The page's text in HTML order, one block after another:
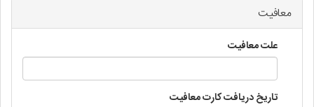
معافیت
علت معافیت
تاریخ دریافت کارت معافیت